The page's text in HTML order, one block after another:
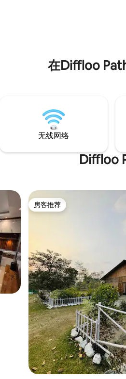
在Diffloo
无线网络
Diffloo
房客推荐
房客推荐